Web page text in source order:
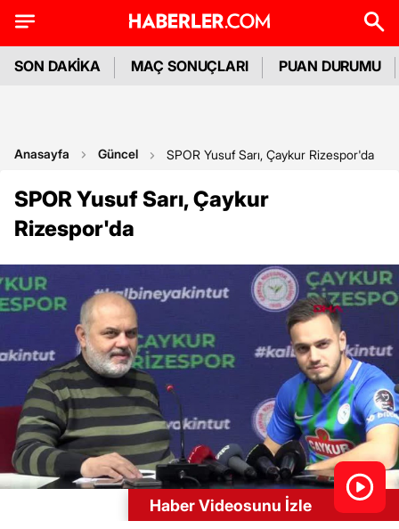
SON DAKİKA MAÇ SONUÇLARI PUAN DURUMU
Anasayfa Güncel SPOR Yusuf Sarı, Çaykur Rizespor'da
SPOR Yusuf Sarı, Çaykur
Rizespor'da
Haber Videosunu İzle